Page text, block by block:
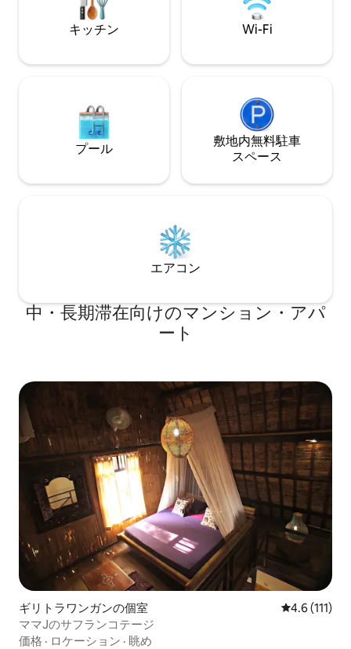
キッチン Wi-Fi
プール
敷地内無料駐⁠車
ス⁠ペ⁠ー⁠ス
エアコン
中・長期滞在向けのマンション・アパ
ート
ギリトラワンガンの個室 レビュー111
4.6 (111)
ママJのサフランコテージ
価格 · ロケーション · 眺め